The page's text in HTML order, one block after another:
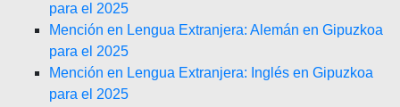
para el 2025
Mención en Lengua Extranjera: Alemán en Gipuzkoa
para el 2025
Mención en Lengua Extranjera: Inglés en Gipuzkoa
para el 2025